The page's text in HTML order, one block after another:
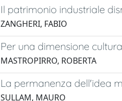
Il patrimonio industriale
ZANGHERI, FABIO
Per una dimensione
MASTROPIRRO, ROBERTA
La permanenza dell'idea
SULLAM, MAURO